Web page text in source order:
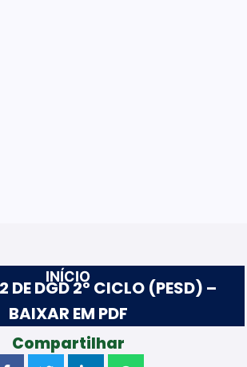
INÍCIO
DE DGD 2º CICLO (PESD) –
BAIXAR EM PDF
Compartilhar